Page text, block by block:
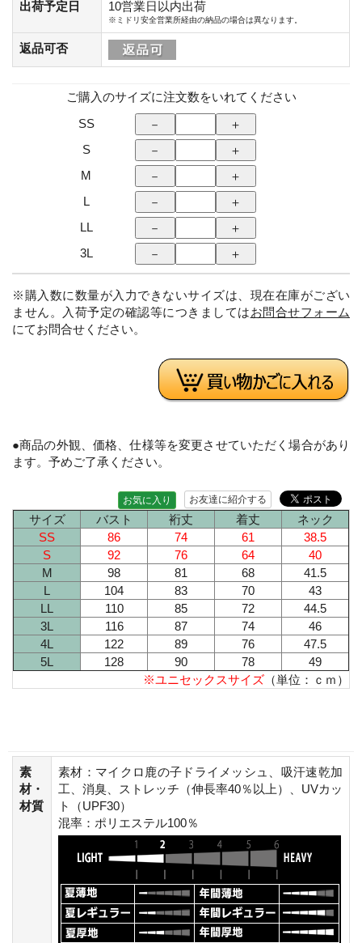
出荷予定日 10営業日以内出荷
※ミドリ安全営業所経由の納品の場合は異なります。
返品可否
ご購入のサイズに注文数をいれてください
SS
S
M
L
LL
3L
※購入数に数量が入力できないサイズは、現在在庫がござい
ません。入荷予定の確認等につきましてはお問合せフォーム
にてお問合せください。
●商品の外観、価格、仕様等を変更させていただく場合があり
ます。予めご了承ください。
お友達に紹介する
お気に入り
サイズ バスト 裄丈 着丈
ネック
SS
86 74 61
38.5
S
92 76 64
40
M
98 81 68
41.5
L
104 83 70
43
LL
110 85 72
44.5
3L
116 87 74
46
4L
122 89 76
47.5
5L
128 90 78
49
※ユニセックスサイズ （単位：ｃｍ）
素
材・
材質
素材：マイクロ鹿の子ドライメッシュ、吸汗速乾加
工、消臭、ストレッチ（伸長率40％以上）、UVカッ
ト（UPF30）
混率：ポリエステル100％